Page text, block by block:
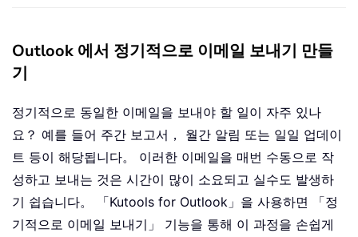
Outlook 에서 정기적으로 이메일 보내기 만들
기
정기적으로 동일한 이메일을 보내야 할 일이 자주 있나
요？ 예를 들어 주간 보고서， 월간 알림 또는 일일 업데이
트 등이 해당됩니다。 이러한 이메일을 매번 수동으로 작
성하고 보내는 것은 시간이 많이 소요되고 실수도 발생하
기 쉽습니다。 「Kutools for Outlook」을 사용하면 「정
기적으로 이메일 보내기」 기능을 통해 이 과정을 손쉽게